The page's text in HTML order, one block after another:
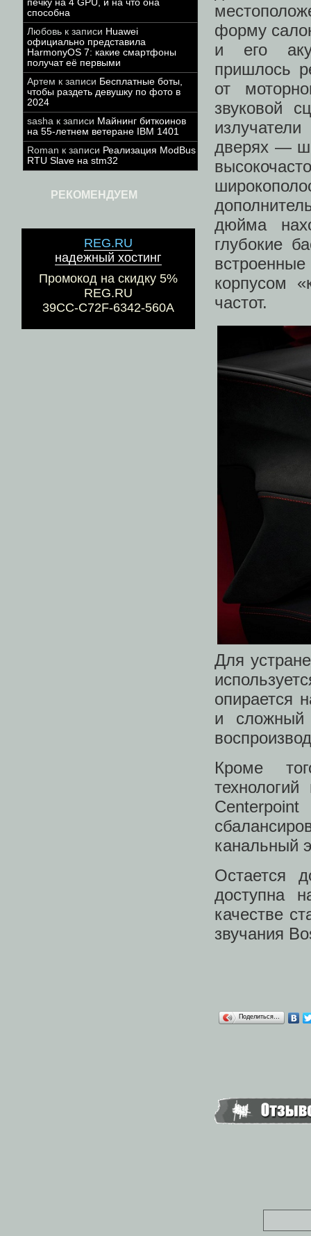
печку на 4 GPU, и на что она
способна
Любовь к записи Huawei
официально представила
HarmonyOS 7: какие смартфоны
получат её первыми
Артем к записи Бесплатные боты,
чтобы раздеть девушку по фото в
2024
sasha к записи Майнинг биткоинов
на 55-летнем ветеране IBM 1401
Roman к записи Реализация ModBus
RTU Slave на stm32
РЕКОМЕНДУЕМ
REG.RU
надежный хостинг
Промокод на скидку 5%
REG.RU
39CC-C72F-6342-560A
форму
и его
пришлось
от
звуковой
дверях —
дюйма
глубокие
корпусом
частот.
Для
опирается
и сложный
Кроме
канальный
Остается
доступна
качестве
звучания
Поделиться…